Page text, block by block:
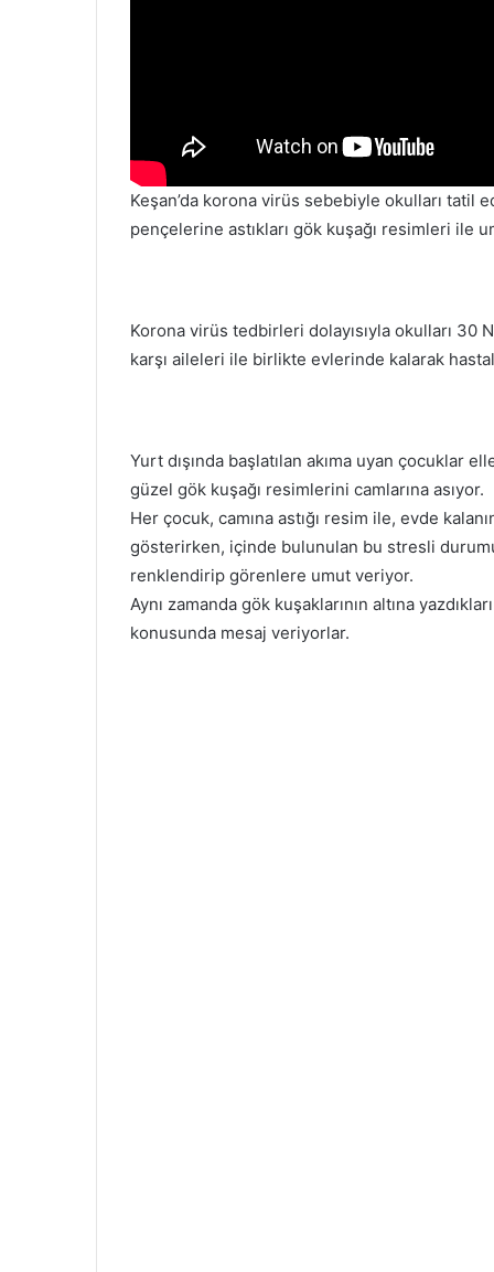
Keşan’da korona virüs sebebiyle okulları
pençelerine astıkları gök kuşağı resimleri ile
Korona virüs tedbirleri dolayısıyla okulları 30
karşı aileleri ile birlikte evlerinde kalarak
Yurt dışında başlatılan akıma uyan çocuklar
güzel gök kuşağı resimlerini camlarına asıyor.
Her çocuk, camına astığı resim ile, evde
gösterirken, içinde bulunulan bu stresli
renklendirip görenlere umut veriyor.
Aynı zamanda gök kuşaklarının altına
konusunda mesaj veriyorlar.